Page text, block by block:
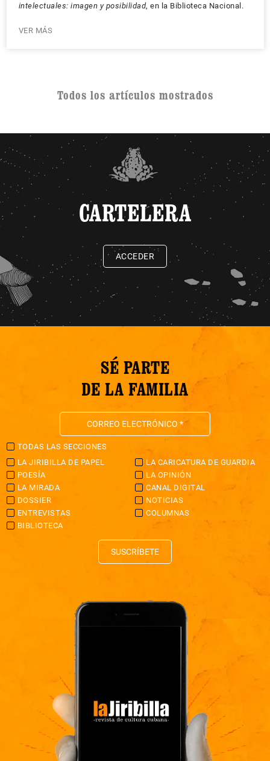
intelectuales: imagen y posibilidad, en la Biblioteca Nacional.
VER MÁS
Todos los artículos mostrados
CARTELERA
ACCEDER
SÉ PARTE
DE LA FAMILIA
TODAS LAS SECCIONES
LA JIRIBILLA DE PAPEL
LA CARICATURA DE GUARDIA
POESÍA
LA OPINIÓN
LA MIRADA
CANAL DIGITAL
DOSSIER
NOTICIAS
ENTREVISTAS
COLUMNAS
BIBLIOTECA
SUSCRÍBETE